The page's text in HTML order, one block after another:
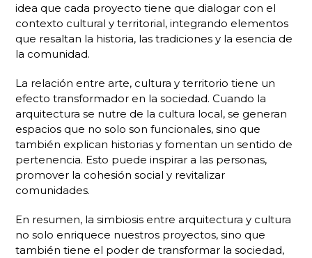
idea que cada proyecto tiene que dialogar con el
contexto cultural y territorial, integrando elementos
que resaltan la historia, las tradiciones y la esencia de
la comunidad.
La relación entre arte, cultura y territorio tiene un
efecto transformador en la sociedad. Cuando la
arquitectura se nutre de la cultura local, se generan
espacios que no solo son funcionales, sino que
también explican historias y fomentan un sentido de
pertenencia. Esto puede inspirar a las personas,
promover la cohesión social y revitalizar
comunidades.
En resumen, la simbiosis entre arquitectura y cultura
no solo enriquece nuestros proyectos, sino que
también tiene el poder de transformar la sociedad,